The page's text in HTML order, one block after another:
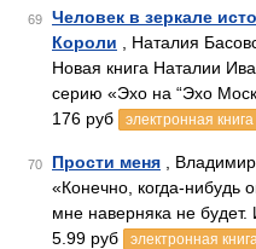
69
Человек в зеркале
Короли , Наталия
Новая книга Наталии
серию «Эхо на “Эхо
176 руб
электронная книга
70 Прости меня ,
«Конечно, когда-нибудь
мне наверняка не
5.99 руб
электронная